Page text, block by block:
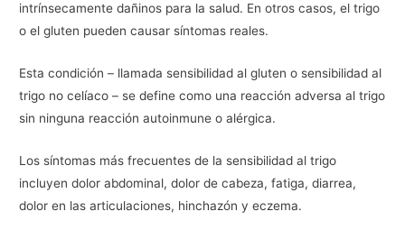
intrínsecamente dañinos para la salud. En otros casos, el trigo
o el gluten pueden causar síntomas reales.
Esta condición – llamada sensibilidad al gluten o sensibilidad al
trigo no celíaco – se define como una reacción adversa al trigo
sin ninguna reacción autoinmune o alérgica.
Los síntomas más frecuentes de la sensibilidad al trigo
incluyen dolor abdominal, dolor de cabeza, fatiga, diarrea,
dolor en las articulaciones, hinchazón y eczema.